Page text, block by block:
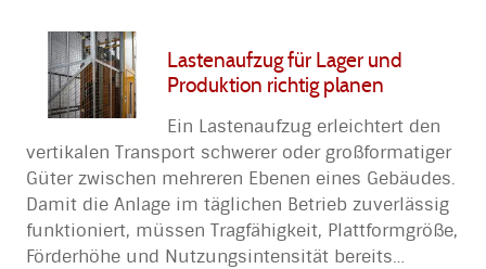
Lastenaufzug für Lager und
Produktion richtig planen
Ein Lastenaufzug erleichtert den
vertikalen Transport schwerer oder großformatiger
Güter zwischen mehreren Ebenen eines Gebäudes.
Damit die Anlage im täglichen Betrieb zuverlässig
funktioniert, müssen Tragfähigkeit, Plattformgröße,
Förderhöhe und Nutzungsintensität bereits…